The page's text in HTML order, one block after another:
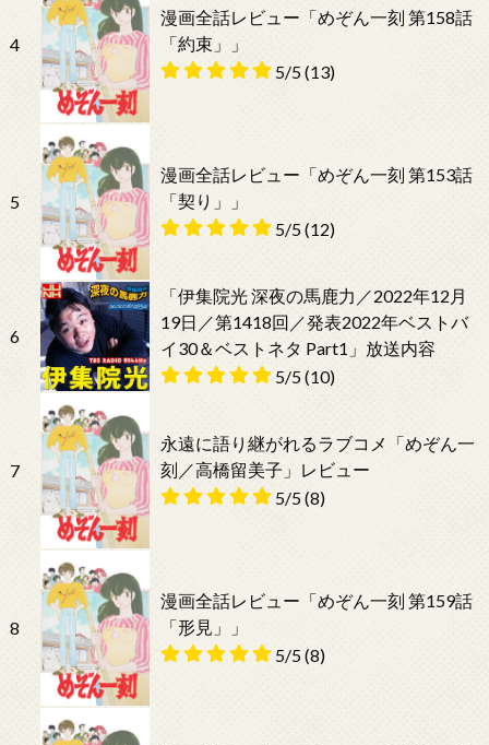
4
漫画全話レビュー「めぞん一刻 第158話
「約束」」
5/5(13)
5
漫画全話レビュー「めぞん一刻 第153話
「契り」」
5/5(12)
6
「伊集院光 深夜の馬鹿力／2022年12月
19日／第1418回／発表2022年ベストバ
イ30＆ベストネタ Part1」放送内容
5/5(10)
7
永遠に語り継がれるラブコメ「めぞん一
刻／高橋留美子」レビュー
5/5(8)
8
漫画全話レビュー「めぞん一刻 第159話
「形見」」
5/5(8)